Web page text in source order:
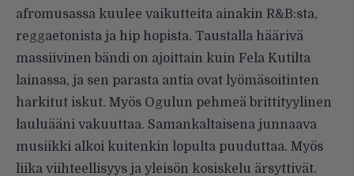
afromusassa kuulee vaikutteita ainakin R&B:sta,
reggaetonista ja hip hopista. Taustalla häärivä
massiivinen bändi on ajoittain kuin Fela Kutilta
lainassa, ja sen parasta antia ovat lyömäsoitinten
harkitut iskut. Myös Ogulun pehmeä brittityylinen
lauluääni vakuuttaa. Samankaltaisena junnaava
musiikki alkoi kuitenkin lopulta puuduttaa. Myös
liika viihteellisyys ja yleisön kosiskelu ärsyttivät.